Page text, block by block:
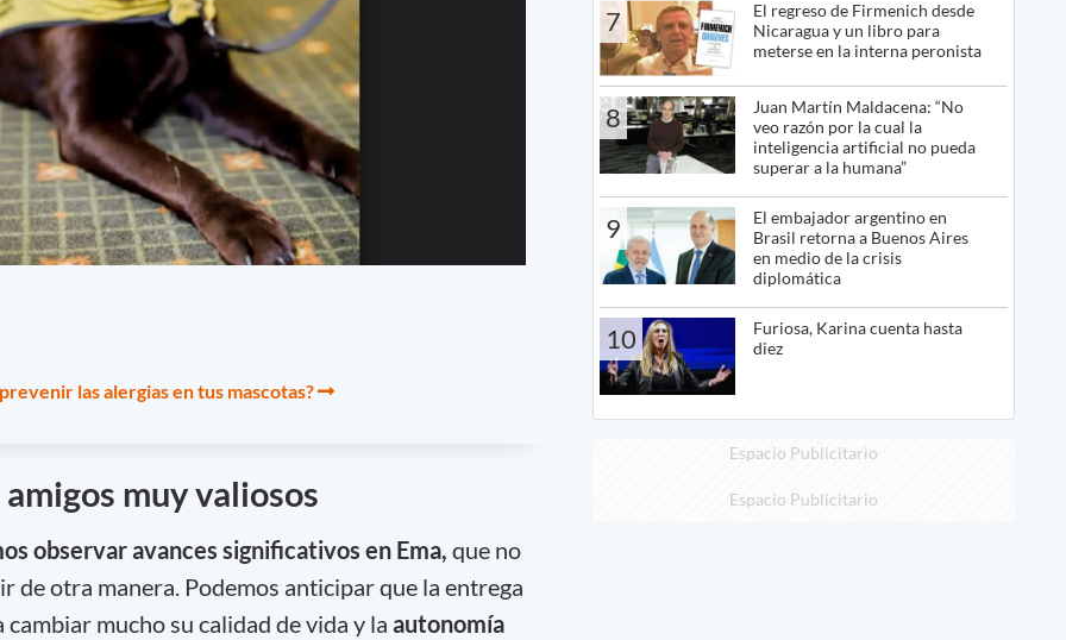
las alergias en tus mascotas?
muy valiosos
observar avances significativos en Ema, que no
de otra manera. Podemos anticipar que la entrega
mucho su calidad de vida y la autonomía
7
El regreso de Firmenich desde
Nicaragua y un libro para
meterse en la interna peronista
8
Juan Martín Maldacena: “No
veo razón por la cual la
inteligencia artificial no pueda
superar a la humana”
9
El embajador argentino en
Brasil retorna a Buenos Aires
en medio de la crisis
diplomática
10
Furiosa, Karina cuenta hasta
diez
Espacio Publicitario
Espacio Publicitario